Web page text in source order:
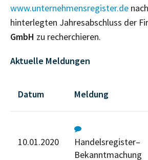
www.unternehmensregister.de
hinterlegten Jahresabschluss der
GmbH zu recherchieren.
Aktuelle Meldungen
Datum Meldung
10.01.2020
Handelsregister–
Bekanntmachung